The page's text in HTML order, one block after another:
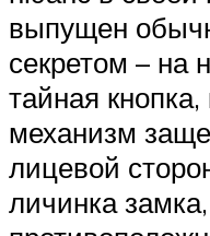
выпущен
секретом – на
тайная кнопка,
механизм
лицевой
личинка